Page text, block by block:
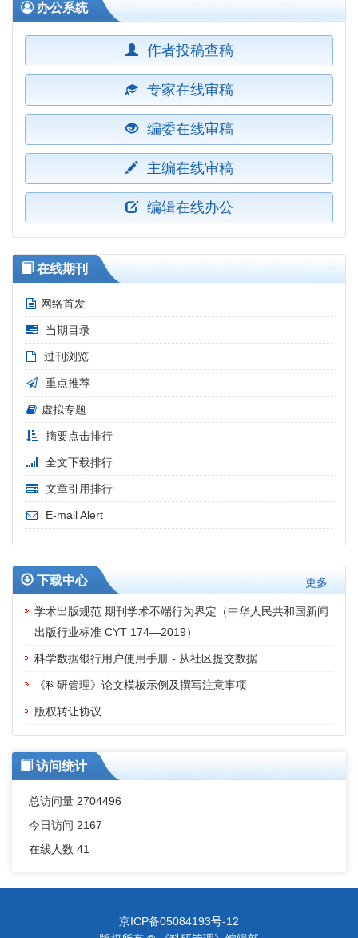
办公系统
作者投稿查稿
专家在线审稿
编委在线审稿
主编在线审稿
编辑在线办公
在线期刊
网络首发
当期目录
过刊浏览
重点推荐
虚拟专题
摘要点击排行
全文下载排行
文章引用排行
E-mail Alert
下载中心 更多...
学术出版规范 期刊学术不端行为界定（中华人民共和国新闻
出版行业标准 CYT 174—2019）
科学数据银行用户使用手册 - 从社区提交数据
《科研管理》论文模板示例及撰写注意事项
版权转让协议
访问统计
总访问量 2704496
今日访问 2167
在线人数 41
京ICP备05084193号-12